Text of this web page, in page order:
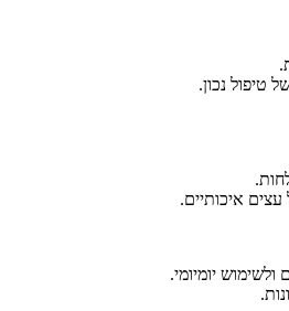
טיפול נכון.
איכותיים.
יומיומי.